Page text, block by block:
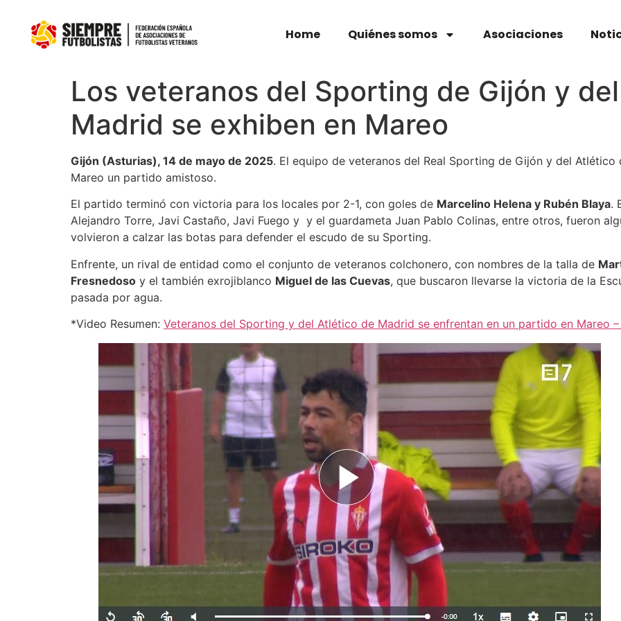
Home Quiénes somos Asociaciones
Los veteranos del Sporting de Gijón y
Madrid se exhiben en Mareo
Gijón (Asturias), 14 de mayo de 2025. El equipo de veteranos del Real Sporting de Gijón y del
Mareo un partido amistoso.
El partido terminó con victoria para los locales por 2-1, con goles de Marcelino Helena y Rubén Blaya.
Alejandro Torre, Javi Castaño, Javi Fuego y y el guardameta Juan Pablo Colinas, entre otros, fueron
volvieron a calzar las botas para defender el escudo de su Sporting.
Enfrente, un rival de entidad como el conjunto de veteranos colchonero, con nombres de la talla de
Fresnedoso y el también exrojiblanco Miguel de las Cuevas, que buscaron llevarse la victoria de la
pasada por agua.
*Video Resumen: Veteranos del Sporting y del Atlético de Madrid se enfrentan en un partido en Mareo –